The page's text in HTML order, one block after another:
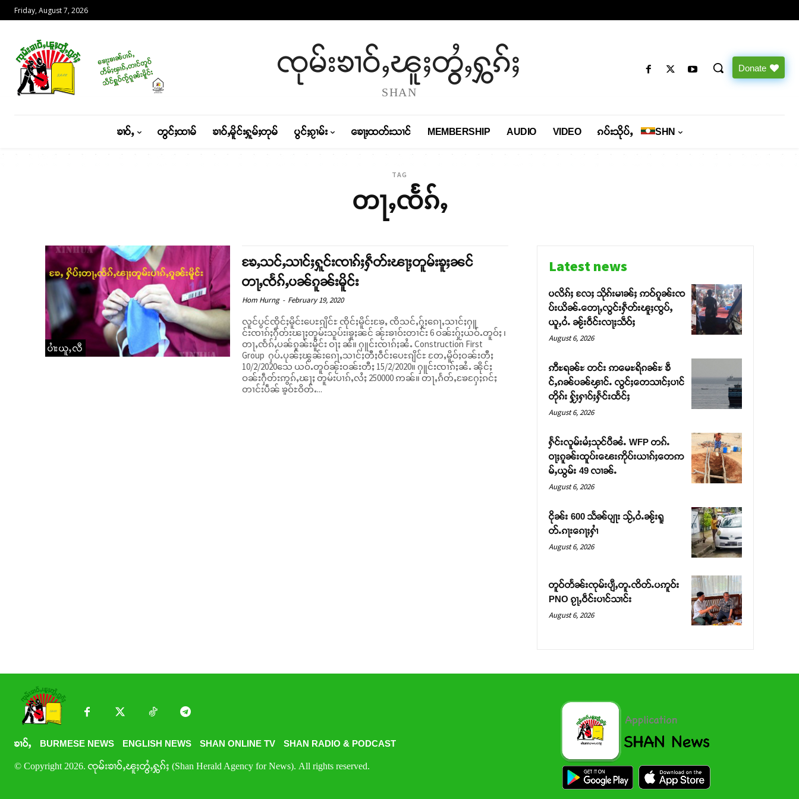
Friday, August 7, 2026
ၸုမ်းၶၢဝ်ႇၽူႈတွႆႇႁွၵ်ႈ
SHAN
Donate
ၶၢဝ်ႇ တွင်ႈထၢမ် ၶၢဝ်ႇမိူင်းႁူမ်ႈတုမ် ပွင်ႈၵႂၢမ်း ၶေႃႈထတ်းသၢင် MEMBERSHIP AUDIO VIDEO ၵပ်းသိုပ်ႇ SHN
TAG
တႃႇၸႅၵ်ႇ
ပၢႆးယူႇလီ
ၶႄႇသင်ႇသၢင်ႈႁူင်းၸၢၵ်ႈႁဵတ်းၽႃႈတူမ်းၶူႈၼင်
တႃႇၸႅၵ်ႇပၼ်ၵူၼ်းမိူင်း
Hom Hurng - February 19, 2020
လူင်ပွင်ၸိုင်ႈမိူင်းပေႊၵျိင်ႊ ၸိုင်ႈမိူင်းၶႄႇ ၸိသင်ႇႁႂ်ႈၵေႃႇသၢင်ႈႁူ
င်းၸၢၵ်ႈႁဵတ်းၽႃႈတူမ်းသူပ်း၊ၶူႈၼင် ၼႂ်းၶၢဝ်းတၢင်း 6 ဝၼ်းႁႂ်ႈယဝ်ႉတူဝ်ႈ ၊
တႃႇၸႅၵ်ႇပၼ်ၵူၼ်းမိူင်း ဝႃႈ ၼႆ။ ႁူင်းၸၢၵ်ႈၼႆႉ Construction First
Group ႁပ်ႉပုၼ်ႈၽွၼ်းၵေႃႇသၢင်ႈတီႈဝဵင်းပေႊၵျိင်ႊ တႄႇမိူဝ်ႈဝၼ်းတီႈ
10/2/2020သေ ယဝ်ႉတူဝ်ၼႂ်းဝၼ်းတီႈ 15/2/2020။ ႁူင်းၸၢၵ်ႈၼႆႉ ၼိုင်ႈ
ဝၼ်းႁဵတ်းဢွၵ်ႇၽႃႈ တူမ်းပၢၵ်ႇလႆႈ 250000 ဢၼ်။ တႃႇၵႅတ်ႇၶႄႁႄႈၵင်ႈ
တၢင်းပဵၼ် ၶူဝ်ႊဝိတ်ႉ...
Latest news
ပလိၵ်ႈ လႄႈ သိုၵ်းမၢၼ်ႈ ဢဝ်ၵူၼ်းၸ
ပ်းယိၼ်ႉတေႃႇလွင်းႁဵတ်းၽူႈၸွပ်ႇ
ယူႇဝႆႉ ၼႂ်းဝဵင်းလႃႈသဵဝ်ႈ
August 6, 2026
ဢီႊရၼ်ႊ တင်း ဢမေႊရိၵၼ်ႊ ၶဵ
င်ႇၵၼ်ပၼ်ၾၢင်ႉ လွင်ႈတေသၢင်ႈပၢင်
တိုၵ်း ႁႂ်ႈႁၢဝ်ႈႁႅင်းထႅင်ႈ
August 6, 2026
ႁႅင်းလူမ်းမႆႈသုင်ပီၼႆႉ WFP တၵ်ႉ
ဝႃႈၵူၼ်းထူပ်းၽေးဢိုပ်းယၢၵ်ႈတေဢ
မ်ႇယွမ်း 49 လၢၼ်ႉ
August 6, 2026
ငိုၼ်း 600 သႅၼ်ပျႃး သႂ်ႇဝႆႉၼႂ်းရူ
တ်ႉၵႃးၵေႃႈႁၢႆ
August 6, 2026
တူဝ်တႅၼ်းၸုမ်းပျီႇတူႉၸိတ်ႉပဢူဝ်း
PNO ၵႂႃႇဝဵင်းပၢင်သၢင်း
August 6, 2026
ၶၢဝ်ႇ BURMESE NEWS ENGLISH NEWS SHAN ONLINE TV SHAN RADIO & PODCAST
© Copyright 2026. ၸုမ်းၶၢဝ်ႇၽူႈတွႆႇႁွၵ်ႈ (Shan Herald Agency for News). All rights reserved.